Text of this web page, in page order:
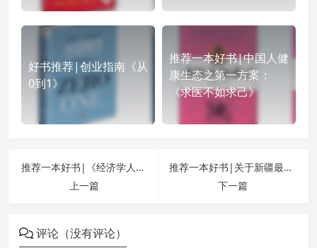
好书推荐|创业指南《从
0到1》
推荐一本好书|中国人健
康生态之第一方案：
《求医不如求己》
推荐一本好书|《经济学人》2013年度十大好书 (历史类)
上一篇
推荐一本好书|关于新疆最纯朴的文字：《阿勒泰的角落》
下一篇
评论（没有评论）